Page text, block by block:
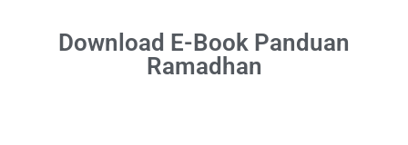
Download E-Book Panduan
Ramadhan